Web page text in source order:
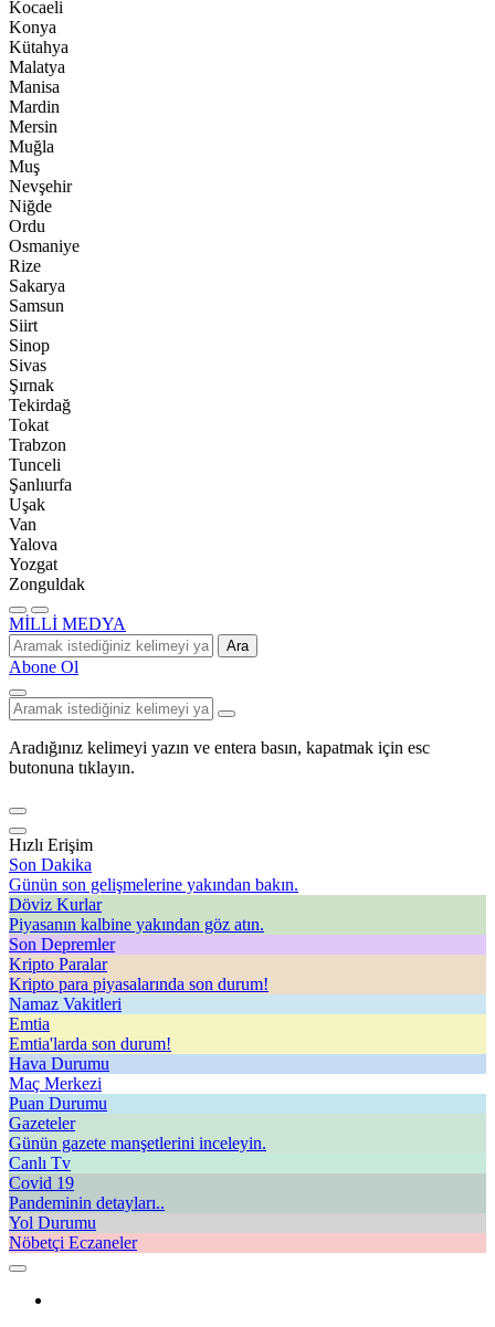
Kocaeli
Konya
Kütahya
Malatya
Manisa
Mardin
Mersin
Muğla
Muş
Nevşehir
Niğde
Ordu
Osmaniye
Rize
Sakarya
Samsun
Siirt
Sinop
Sivas
Şırnak
Tekirdağ
Tokat
Trabzon
Tunceli
Şanlıurfa
Uşak
Van
Yalova
Yozgat
Zonguldak
MİLLİ MEDYA
Ara
Abone Ol
Aradığınız kelimeyi yazın ve entera basın, kapatmak için esc
butonuna tıklayın.
Hızlı Erişim
Son Dakika
Günün son gelişmelerine yakından bakın.
Döviz Kurlar
Piyasanın kalbine yakından göz atın.
Son Depremler
Kripto Paralar
Kripto para piyasalarında son durum!
Namaz Vakitleri
Emtia
Emtia'larda son durum!
Hava Durumu
Maç Merkezi
Puan Durumu
Gazeteler
Günün gazete manşetlerini inceleyin.
Canlı Tv
Covid 19
Pandeminin detayları..
Yol Durumu
Nöbetçi Eczaneler